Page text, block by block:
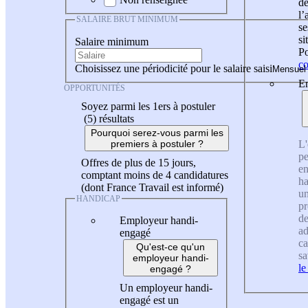
SALAIRE BRUT MINIMUM
Salaire minimum
Choisissez une périodicité pour le salaire saisi
OPPORTUNITÉS
Soyez parmi les 1ers à postuler
(5) résultats
Pourquoi serez-vous parmi les
premiers à postuler ?
Offres de plus de 15 jours,
comptant moins de 4 candidatures
(dont France Travail est informé)
HANDICAP
Employeur handi-
engagé
Qu'est-ce qu'un
employeur handi-
engagé ?
Un employeur handi-
engagé est un